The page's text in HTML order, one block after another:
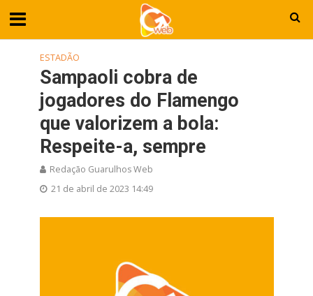
ESTADÃO
Sampaoli cobra de
jogadores do Flamengo
que valorizem a bola:
Respeite-a, sempre
Redação Guarulhos Web
21 de abril de 2023 14:49